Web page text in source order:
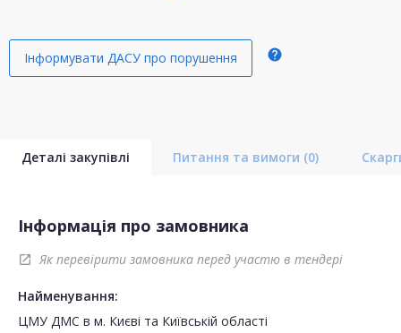
Інформувати ДАСУ про порушення help
Деталі закупівлі Питання та вимоги (0)
Інформація про замовника
open_in_new Як перевірити замовника перед участю в тендері
Найменування:
ЦМУ ДМС в м. Києві та Київській області